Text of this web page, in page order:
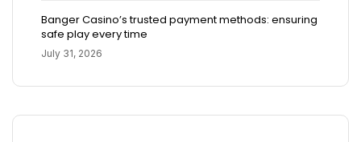
Banger Casino’s trusted payment methods: ensuring
safe play every time
July 31, 2026